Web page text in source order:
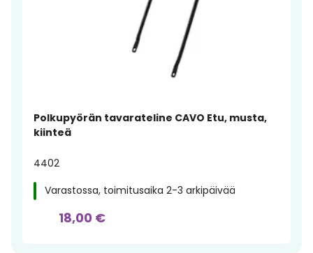
Polkupyörän tavarateline CAVO Etu, musta,
kiinteä
4402
Varastossa, toimitusaika 2-3 arkipäivää
18,00 €